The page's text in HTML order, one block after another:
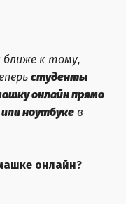
к тому,
студенты
онлайн прямо
ноутбуке в
онлайн?